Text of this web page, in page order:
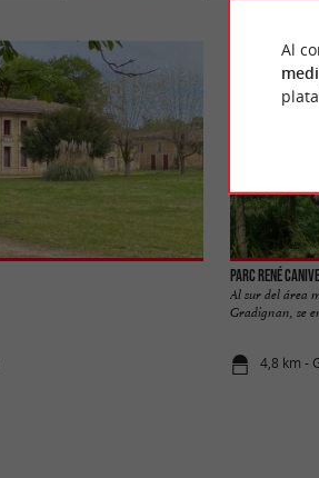
Parc René
Al sur del área
Gradignan, se
4,8 km -
Al